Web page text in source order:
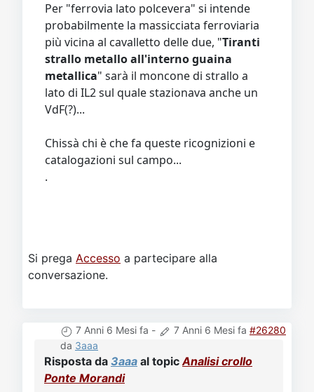
Per "ferrovia lato polcevera" si intende
probabilmente la massicciata ferroviaria
più vicina al cavalletto delle due, "Tiranti
strallo metallo all'interno guaina
metallica" sarà il moncone di strallo a
lato di IL2 sul quale stazionava anche un
VdF(?)...
Chissà chi è che fa queste ricognizioni e
catalogazioni sul campo...
.
Si prega Accesso a partecipare alla
conversazione.
7 Anni 6 Mesi fa - 7 Anni 6 Mesi fa #26280
da 3aaa
Risposta da 3aaa al topic Analisi crollo
Ponte Morandi